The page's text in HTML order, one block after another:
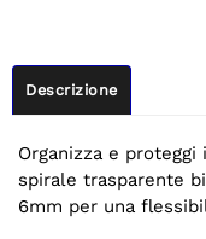
Descrizione
Organizza e
spirale trasparente
6mm per una